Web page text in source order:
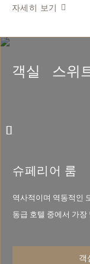
자세히 보기
숙박
이전 슬라이드
슈페리어 룸
역사적이며 역동적인
동급 호텔 중에서 가
객
다음 슬라이드
객실 스위